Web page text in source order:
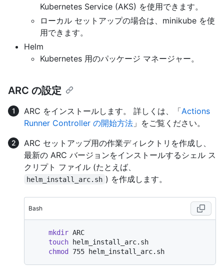
Kubernetes Service (AKS) を使用できます。
ローカル セットアップの場合は、minikube を使
用できます。
Helm
Kubernetes 用のパッケージ マネージャー。
ARC の設定
ARC をインストールします。 詳しくは、「Actions
Runner Controller の開始方法 」をご覧ください。
ARC セットアップ用の作業ディレクトリを作成し、
最新の ARC バージョンをインストールするシェル ス
クリプト ファイル (たとえば、
helm_install_arc.sh ) を作成します。
Bash
mkdir ARC
touch helm_install_arc.sh
chmod